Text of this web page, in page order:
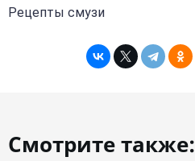
Рецепты смузи
Смотрите также: